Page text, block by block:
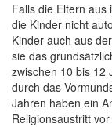
Falls die Eltern
die Kinder nicht
Kinder auch aus
sie das
zwischen 10 bis 12
durch das
Jahren haben ein
Religionsaustritt